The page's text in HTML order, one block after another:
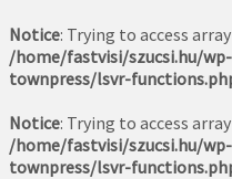
Notice: Trying to access
/home/fastvisi/szucsi.hu/
townpress/lsvr-
Notice: Trying to access
/home/fastvisi/szucsi.hu/
townpress/lsvr-